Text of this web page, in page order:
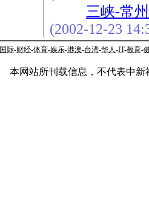
三峡-常
(2002-12-23
国际-财经-体育-娱乐-港澳-台湾-华人-IT-教育-
本网站所刊载信息，不代表中